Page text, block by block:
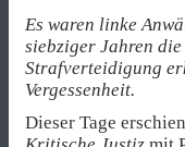
Es waren linke
siebziger Jahren
Strafverteidigung
Vergessenheit.
Dieser Tage